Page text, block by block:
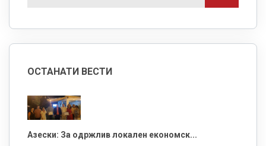
ОСТАНАТИ ВЕСТИ
Азески: За одржлив локален економск...